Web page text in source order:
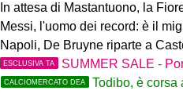
In attesa di Mastantuono, la Fiorentina
Messi, l'uomo dei record: è il
Napoli, De Bruyne riparte a
ESCLUSIVA TA SUMMER SALE - Porta il tuo Brand in
CALCIOMERCATO DEA Todibo, è corsa a